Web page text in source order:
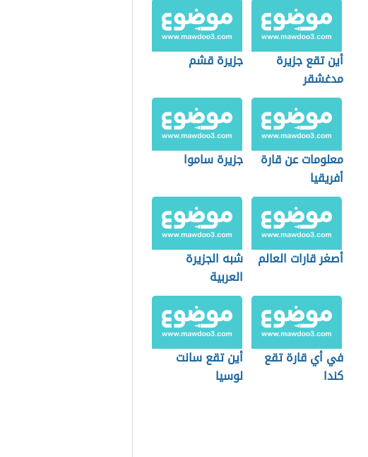
أين تقع جزيرة
مدغشقر
جزيرة قشم
معلومات عن قارة
أفريقيا
جزيرة ساموا
أصغر قارات العالم
شبه الجزيرة
العربية
في أي قارة تقع
كندا
أين تقع سانت
لوسيا